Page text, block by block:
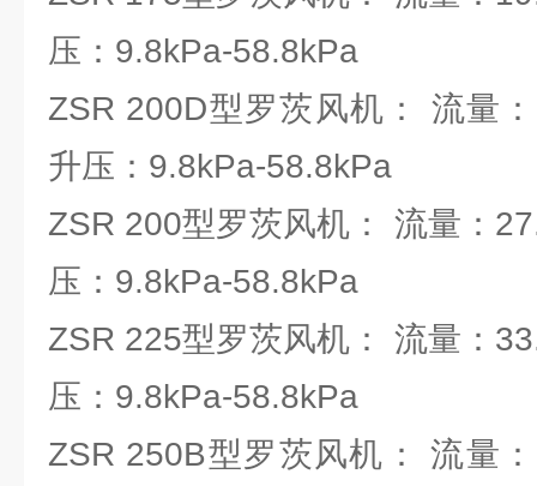
压：9.8kPa-58.8kPa
ZSR 200D型罗茨风机： 流量
升压：9.8kPa-58.8kPa
ZSR 200型罗茨风机： 流量：
压：9.8kPa-58.8kPa
ZSR 225型罗茨风机： 流量：
压：9.8kPa-58.8kPa
ZSR 250B型罗茨风机： 流量